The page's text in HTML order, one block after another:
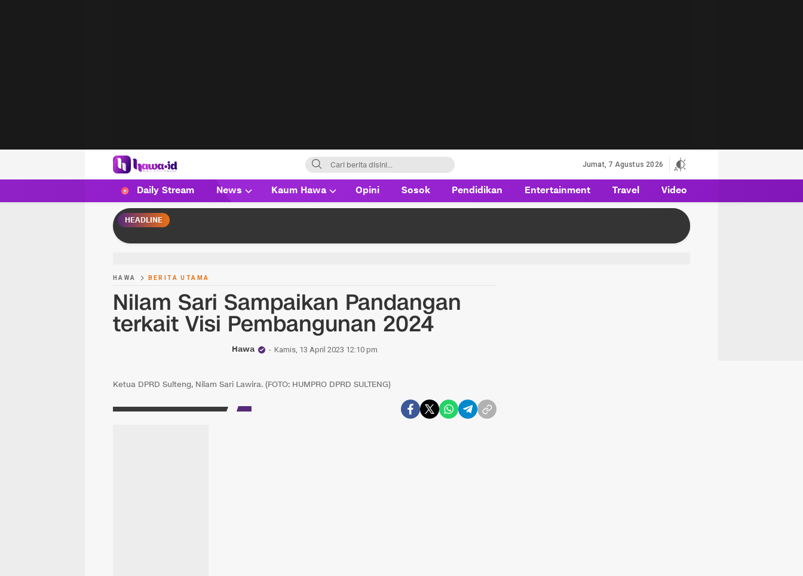
HAWA
Haluan Wanita Indonesia
Jumat, 7 Agustus 2026
Daily Stream News Kaum Hawa Opini Sosok Pendidikan Entertainment Travel Video
HEADLINE
HAWA BERITA UTAMA
Nilam Sari Sampaikan Pandangan
terkait Visi Pembangunan 2024
Hawa Kamis, 13 April 2023 12:10 pm
Ketua DPRD Sulteng, Nilam Sari Lawira. (FOTO: HUMPRO DPRD SULTENG)